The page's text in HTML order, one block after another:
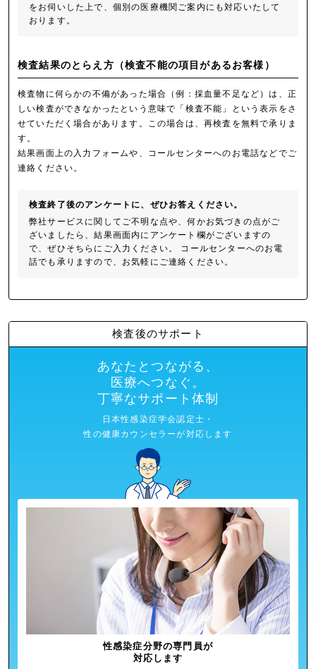
をお伺いした上で、個別の医療機関ご案内にも対応いたして
おります。
検査結果のとらえ方（検査不能の項目があるお客様）
検査物に何らかの不備があった場合（例：採血量不足など）は、正
しい検査ができなかったという意味で「検査不能」という表示をさ
せていただく場合があります。この場合は、再検査を無料で承りま
す。
結果画面上の入力フォームや、コールセンターへのお電話などでご
連絡ください。
検査終了後のアンケートに、ぜひお答えください。
弊社サービスに関してご不明な点や、何かお気づきの点がご
ざいましたら、結果画面内にアンケート欄がございますの
で、ぜひそちらにご入力ください。 コールセンターへのお電
話でも承りますので、お気軽にご連絡ください。
検査後のサポート
あなたとつながる、
医療へつなぐ。
丁寧なサポート体制
日本性感染症学会認定士・
性の健康カウンセラーが対応します
性感染症分野の専門員が
対応します